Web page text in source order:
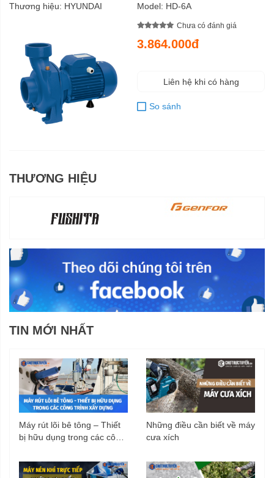
Thương hiệu: HYUNDAI Model: HD-6A
Chưa có đánh giá
3.864.000đ
Liên hệ khi có hàng
So sánh
THƯƠNG HIỆU
TIN MỚI NHẤT
Máy rút lõi bê tông – Thiết
bị hữu dụng trong các công
Những điều cần biết về máy
cưa xích